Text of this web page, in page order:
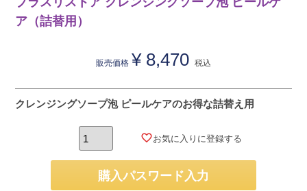
ア（詰替用）
販売価格 ¥ 8,470 税込
クレンジングソープ泡 ピールケアのお得な詰替え用
お気に入りに登録する
購入パスワード入力